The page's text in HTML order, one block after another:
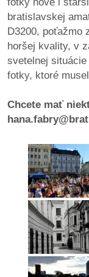
granty
pozvánky
Historický
zákony
mestské
kauzy
konania
stavebné
konania
bratislavskej
D3200, poťažmo
horšej kvality, v
svetelnej
fotky, ktoré
Chcete mať